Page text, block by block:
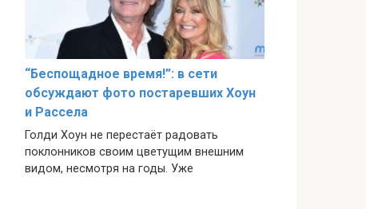
“Беспощадное время!”: в сети
обсуждают фото постаревших Хоун
и Рассела
Голди Хоун не перестаёт радовать
поклонников своим цветущим внешним
видом, несмотря на годы. Уже